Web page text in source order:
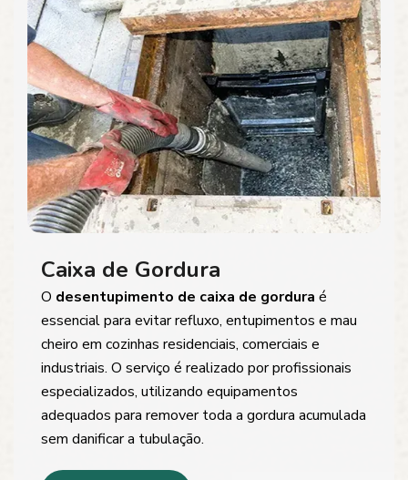
Caixa de Gordura
O desentupimento de caixa de gordura é
essencial para evitar refluxo, entupimentos e mau
cheiro em cozinhas residenciais, comerciais e
industriais. O serviço é realizado por profissionais
especializados, utilizando equipamentos
adequados para remover toda a gordura acumulada
sem danificar a tubulação.